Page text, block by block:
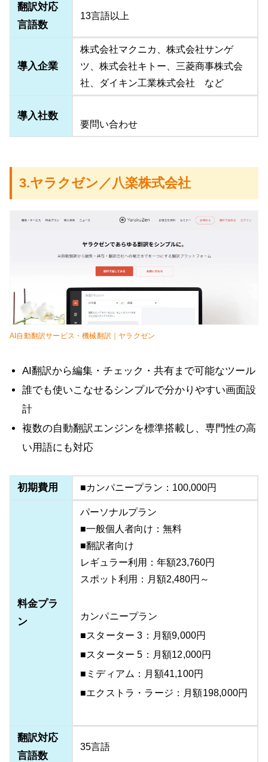
翻訳対応
言語数
13言語以上
導入企業
株式会社マクニカ、株式会社サンゲ
ツ、株式会社キトー、三菱商事株式会
社、ダイキン工業株式会社 など
導入社数
要問い合わせ
3.ヤラクゼン／八楽株式会社
AI自動翻訳サービス・機械翻訳｜ヤラクゼン
AI翻訳から編集・チェック・共有まで可能なツール
誰でも使いこなせるシンプルで分かりやすい画面設
計
複数の自動翻訳エンジンを標準搭載し、専門性の高
い用語にも対応
初期費用 ■カンパニープラン：100,000円
料金プラ
ン
パーソナルプラン
■一般個人者向け：無料
■翻訳者向け
レギュラー利用：年額23,760円
スポット利用：月額2,480円～
カンパニープラン
■スターター 3：月額9,000円
■スターター 5：月額12,000円
■ミディアム：月額41,100円
■エクストラ・ラージ：月額198,000円
翻訳対応
言語数
35言語